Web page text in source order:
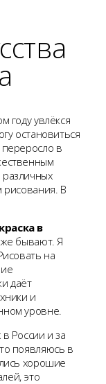
году увлёкся
остановиться
в
рисования. В
в
бывают. Я
на
даёт
и
уровне.
России и за
появляюсь в
хорошие
это